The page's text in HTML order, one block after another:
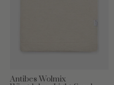
Antibes Wolmix